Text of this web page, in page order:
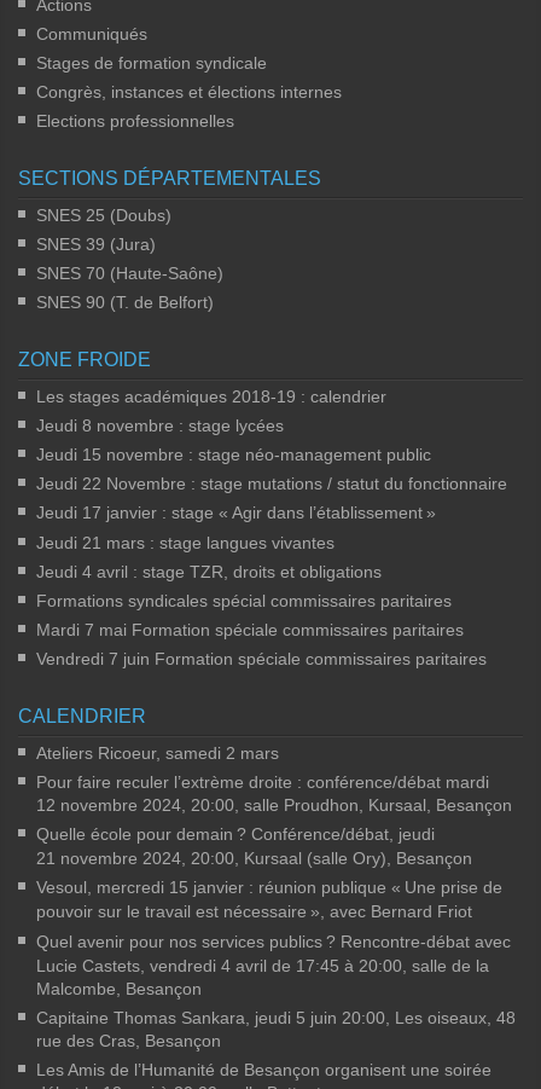
Actions
Communiqués
Stages de formation syndicale
Congrès, instances et élections internes
Elections professionnelles
SECTIONS DÉPARTEMENTALES
SNES 25 (Doubs)
SNES 39 (Jura)
SNES 70 (Haute-Saône)
SNES 90 (T. de Belfort)
ZONE FROIDE
Les stages académiques 2018-19 : calendrier
Jeudi 8 novembre : stage lycées
Jeudi 15 novembre : stage néo-management public
Jeudi 22 Novembre : stage mutations / statut du fonctionnaire
Jeudi 17 janvier : stage « Agir dans l’établissement »
Jeudi 21 mars : stage langues vivantes
Jeudi 4 avril : stage TZR, droits et obligations
Formations syndicales spécial commissaires paritaires
Mardi 7 mai Formation spéciale commissaires paritaires
Vendredi 7 juin Formation spéciale commissaires paritaires
CALENDRIER
Ateliers Ricoeur, samedi 2 mars
Pour faire reculer l’extrème droite : conférence/débat mardi
12 novembre 2024, 20:00, salle Proudhon, Kursaal, Besançon
Quelle école pour demain ? Conférence/débat, jeudi
21 novembre 2024, 20:00, Kursaal (salle Ory), Besançon
Vesoul, mercredi 15 janvier : réunion publique « Une prise de
pouvoir sur le travail est nécessaire », avec Bernard Friot
Quel avenir pour nos services publics? Rencontre-débat avec
Lucie Castets, vendredi 4 avril de 17:45 à 20:00, salle de la
Malcombe, Besançon
Capitaine Thomas Sankara, jeudi 5 juin 20:00, Les oiseaux, 48
rue des Cras, Besançon
Les Amis de l’Humanité de Besançon organisent une soirée